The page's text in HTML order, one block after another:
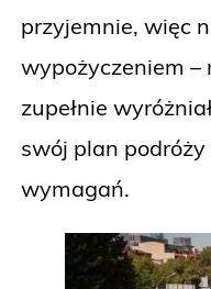
przyjemnie, więc
wypożyczeniem –
zupełnie
swój plan
wymagań.